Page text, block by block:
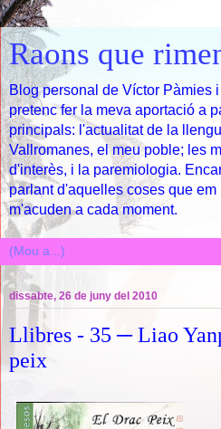
Raons que
Blog personal de Víctor Pàmies
pretenc fer la meva aportació a
principals: l'actualitat de la
Vallromanes, el meu poble; les
d'interès, i la paremiologia.
parlant d'aquelles coses que
m'acuden a cada moment.
dissabte, 26 de juny del 2010
Llibres - 35 ─ Liao
peix